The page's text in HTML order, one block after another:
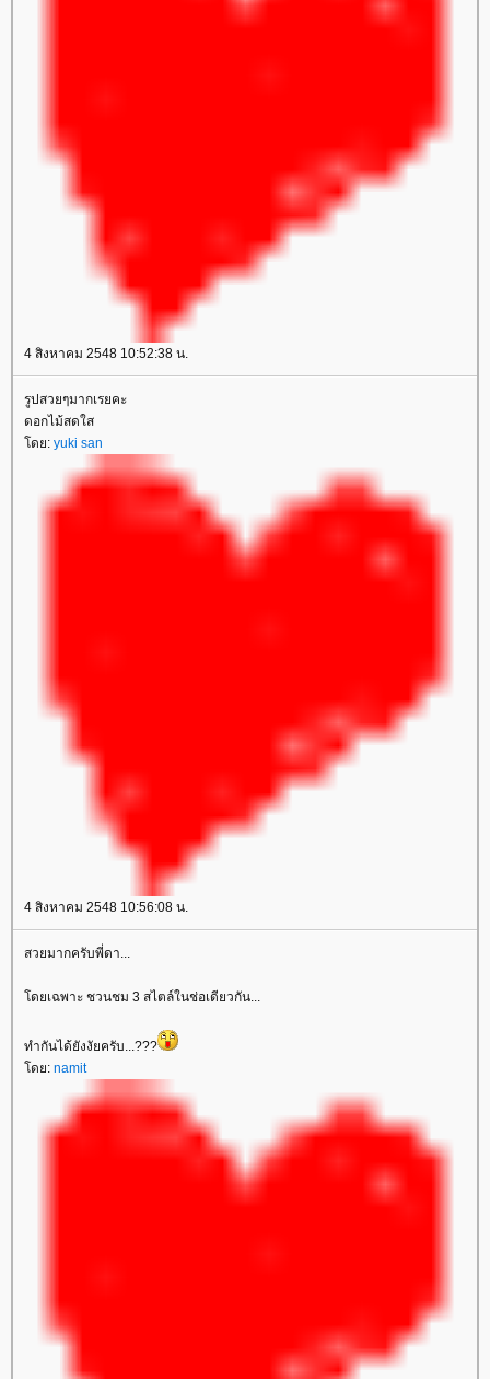
4 สิงหาคม 2548 10:52:38 น.
รูปสวยๆมากเรยคะ
ดอกไม้สดใส
ดย: yuki san
4 สิงหาคม 2548 10:56:08 น.
สวยมากครับพี่ดา...
ดยเฉพาะ ชวนชม 3 สไตล์ในช่อเดียวกัน...
ทำกันได้ยังงัยครับ...???
ดย: namit